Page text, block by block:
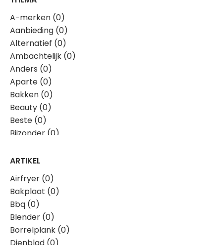
A-merken (0)
Aanbieding (0)
Alternatief (0)
Ambachtelijk (0)
Anders (0)
Aparte (0)
Bakken (0)
Beauty (0)
Beste (0)
Bijzonder (0)
Boodschappen (0)
Borrel (0)
Bourgondisch (0)
Bouwvak (0)
Brievenbus (0)
Budget (0)
Creatieve (0)
ARTIKEL
Airfryer (0)
Bakplaat (0)
Bbq (0)
Blender (0)
Borrelplank (0)